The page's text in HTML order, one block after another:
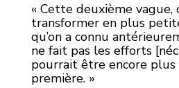
« Cette deuxième
transformer en plus
qu’on a connu
ne fait pas les efforts
pourrait être encore plus
première. »